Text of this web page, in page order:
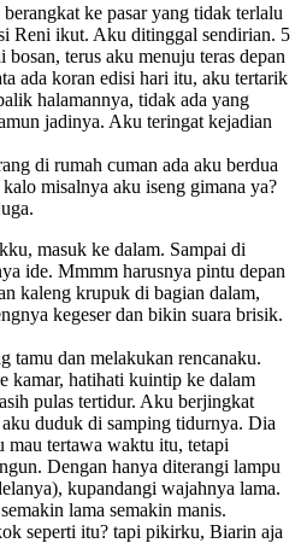
ke pasar yang tidak terlalu
Reni ikut. Aku ditinggal sendirian. 5
terus aku menuju teras depan
ada koran edisi hari itu, aku tertarik
halamannya, tidak ada yang
jadinya. Aku teringat kejadian
di rumah cuman ada aku berdua
misalnya aku iseng gimana ya?
masuk ke dalam. Sampai di
ide. Mmmm harusnya pintu depan
kaleng krupuk di bagian dalam,
kegeser dan bikin suara brisik.
tamu dan melakukan rencanaku.
kamar, hatihati kuintip ke dalam
pulas tertidur. Aku berjingkat
duduk di samping tidurnya. Dia
tertawa waktu itu, tetapi
Dengan hanya diterangi lampu
kupandangi wajahnya lama.
lama semakin manis.
seperti itu? tapi pikirku, Biarin aja